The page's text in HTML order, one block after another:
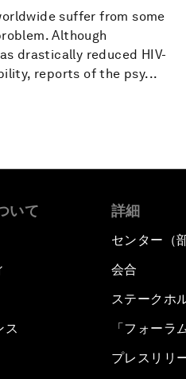
suffer from some
Although
drastically reduced HIV-
reports of the psy...
いて
ス
詳細
センター（
会合
ステークホ
「フォーラ
プレスリリ